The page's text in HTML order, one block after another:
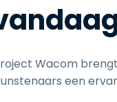
Wacom
een